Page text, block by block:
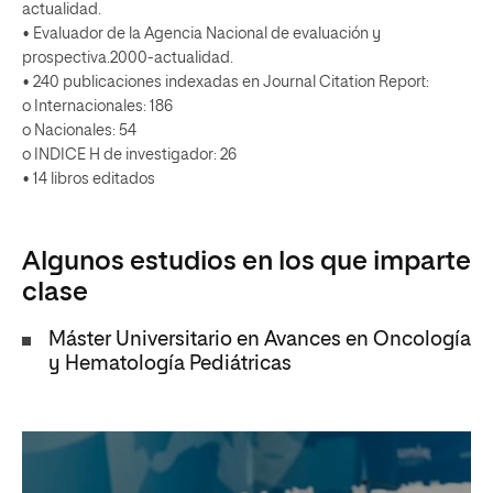
actualidad.
• Evaluador de la Agencia Nacional de evaluación y
prospectiva.2000-actualidad.
• 240 publicaciones indexadas en Journal Citation Report:
o Internacionales: 186
o Nacionales: 54
o INDICE H de investigador: 26
• 14 libros editados
Algunos estudios en los que imparte
clase
Máster Universitario en Avances en Oncología
y Hematología Pediátricas